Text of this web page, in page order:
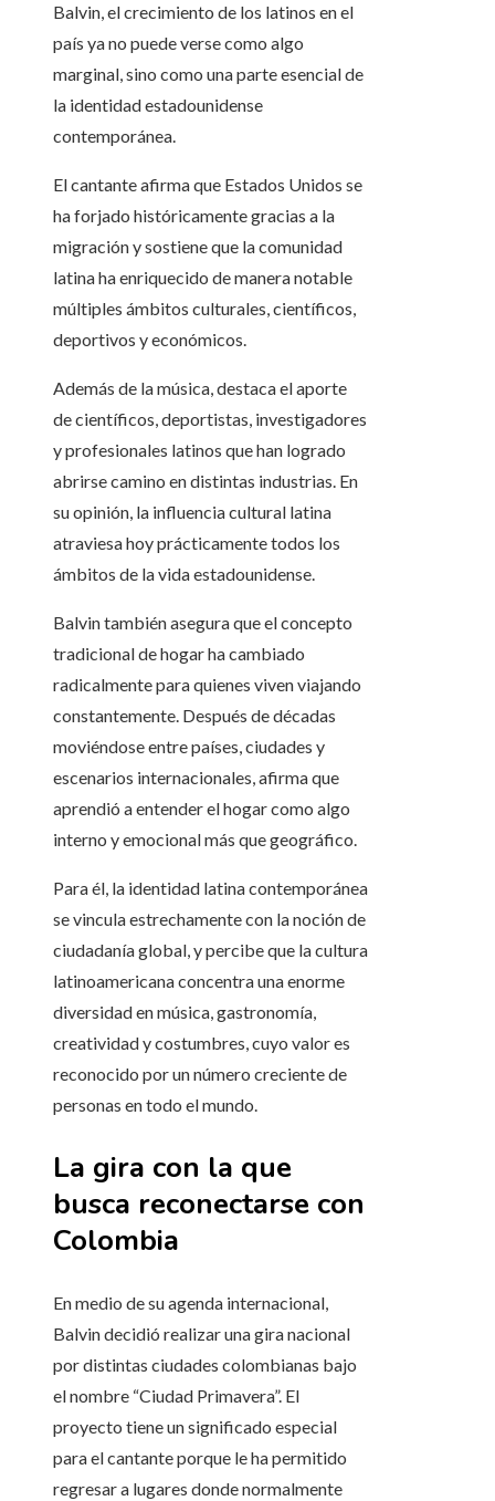
Balvin, el crecimiento de los latinos en el
país ya no puede verse como algo
marginal, sino como una parte esencial de
la identidad estadounidense
contemporánea.
El cantante afirma que Estados Unidos se
ha forjado históricamente gracias a la
migración y sostiene que la comunidad
latina ha enriquecido de manera notable
múltiples ámbitos culturales, científicos,
deportivos y económicos.
Además de la música, destaca el aporte
de científicos, deportistas, investigadores
y profesionales latinos que han logrado
abrirse camino en distintas industrias. En
su opinión, la influencia cultural latina
atraviesa hoy prácticamente todos los
ámbitos de la vida estadounidense.
Balvin también asegura que el concepto
tradicional de hogar ha cambiado
radicalmente para quienes viven viajando
constantemente. Después de décadas
moviéndose entre países, ciudades y
escenarios internacionales, afirma que
aprendió a entender el hogar como algo
interno y emocional más que geográfico.
Para él, la identidad latina contemporánea
se vincula estrechamente con la noción de
ciudadanía global, y percibe que la cultura
latinoamericana concentra una enorme
diversidad en música, gastronomía,
creatividad y costumbres, cuyo valor es
reconocido por un número creciente de
personas en todo el mundo.
La gira con la que
busca reconectarse con
Colombia
En medio de su agenda internacional,
Balvin decidió realizar una gira nacional
por distintas ciudades colombianas bajo
el nombre “Ciudad Primavera”. El
proyecto tiene un significado especial
para el cantante porque le ha permitido
regresar a lugares donde normalmente